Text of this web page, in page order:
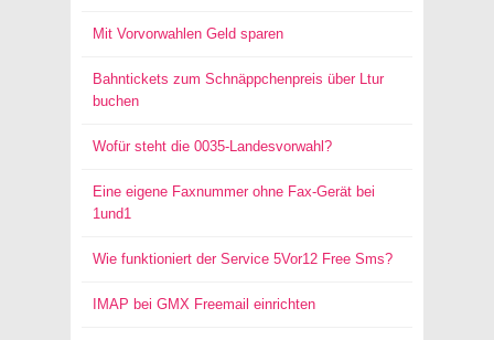
Mit Vorvorwahlen Geld sparen
Bahntickets zum Schnäppchenpreis über Ltur
buchen
Wofür steht die 0035-Landesvorwahl?
Eine eigene Faxnummer ohne Fax-Gerät bei
1und1
Wie funktioniert der Service 5Vor12 Free Sms?
IMAP bei GMX Freemail einrichten